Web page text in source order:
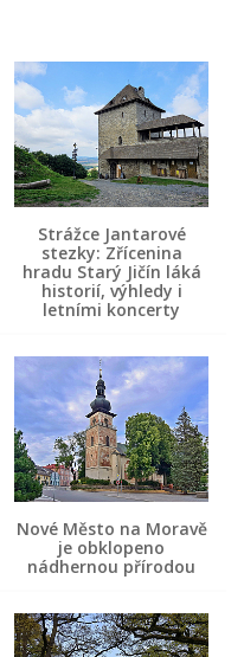
Strážce Jantarové
stezky: Zřícenina
hradu Starý Jičín láká
historií, výhledy i
letními koncerty
Nové Město na Moravě
je obklopeno
nádhernou přírodou